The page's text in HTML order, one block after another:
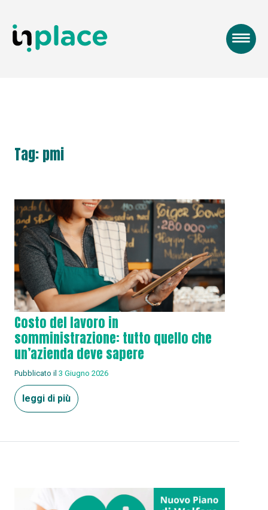
Tag: pmi
Costo del lavoro in
somministrazione: tutto quello che
un’azienda deve sapere
Pubblicato il 3 Giugno 2026
leggi di più